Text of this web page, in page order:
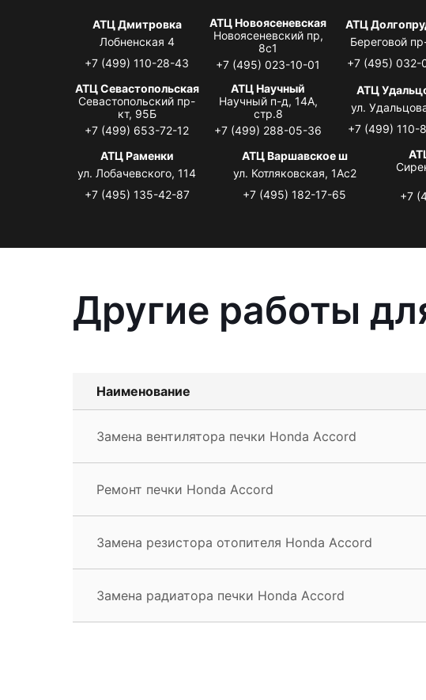
АТЦ Дмитровка
Лобненская 4
+7 (499) 110-28-43
АТЦ Новоясеневская
Новоясеневский пр,
8с1
+7 (495) 023-10-01
АТЦ
Береговой
+7 (495) 032-
АТЦ Севастопольская
Севастопольский пр-
кт, 95Б
+7 (499) 653-72-12
АТЦ Научный
Научный п-д, 14А,
стр.8
+7 (499) 288-05-36
АТЦ
ул.
+7 (499) 110-
АТЦ Раменки
ул. Лобачевского, 114
+7 (495) 135-42-87
АТЦ Варшавское ш
ул. Котляковская, 1Ас2
+7 (495) 182-17-65
+7
Другие работы
Наименование
Замена вентилятора печки Honda Accord
Ремонт печки Honda Accord
Замена резистора отопителя Honda Accord
Замена радиатора печки Honda Accord